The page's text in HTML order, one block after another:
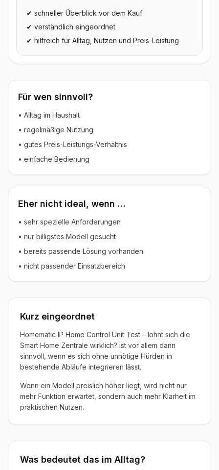
✔ schneller Überblick vor dem Kauf
✔ verständlich eingeordnet
✔ hilfreich für Alltag, Nutzen und Preis-Leistung
Für wen sinnvoll?
• Alltag im Haushalt
• regelmäßige Nutzung
• gutes Preis-Leistungs-Verhältnis
• einfache Bedienung
Eher nicht ideal, wenn …
• sehr spezielle Anforderungen
• nur billigstes Modell gesucht
• bereits passende Lösung vorhanden
• nicht passender Einsatzbereich
Kurz eingeordnet
Homematic IP Home Control Unit Test – lohnt sich die
Smart Home Zentrale wirklich? ist vor allem dann
sinnvoll, wenn es sich ohne unnötige Hürden in
bestehende Abläufe integrieren lässt.
Wenn ein Modell preislich höher liegt, wird nicht nur
mehr Funktion erwartet, sondern auch mehr Klarheit im
praktischen Nutzen.
Was bedeutet das im Alltag?